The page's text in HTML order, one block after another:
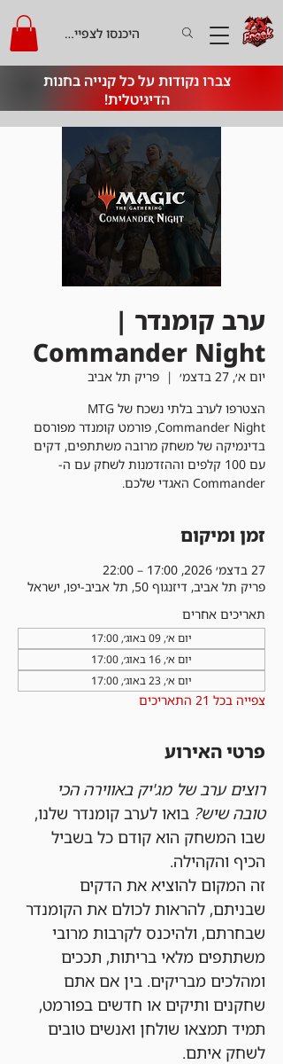
צברו נקודות על כל קנייה בחנות
הדיגיטלית!
היכנסו לצפייה בקרדיט
ערב קומנדר |
Commander Night
יום א׳, 27 בדצמ׳
  |
פריק תל אביב
הצטרפו לערב בלתי נשכח של MTG
Commander Night, פורמט קומנדר מפורסם
בדינמיקה של משחק מרובה משתתפים, דקים
עם 100 קלפים וההזדמנות לשחק עם ה-
Commander האגדי שלכם.
זמן ומיקום
27 בדצמ׳ 2026, 17:00 – 22:00
פריק תל אביב, דיזנגוף 50, תל אביב-יפו, ישראל
תאריכים אחרים
יום א׳, 09 באוג׳, 17:00
יום א׳, 16 באוג׳, 17:00
יום א׳, 23 באוג׳, 17:00
צפייה בכל 21 התאריכים
פרטי האירוע
רוצים ערב של מג'יק באווירה הכי
טובה שיש? בואו לערב קומנדר שלנו,
שבו המשחק הוא קודם כל בשביל
הכיף והקהילה.
זה המקום להוציא את הדקים
שבניתם, להראות לכולם את הקומנדר
שבחרתם, ולהיכנס לקרבות מרובי
משתתפים מלאי בריתות, תככים
ומהלכים מבריקים. בין אם אתם
שחקנים ותיקים או חדשים בפורמט,
תמיד תמצאו שולחן ואנשים טובים
לשחק איתם.